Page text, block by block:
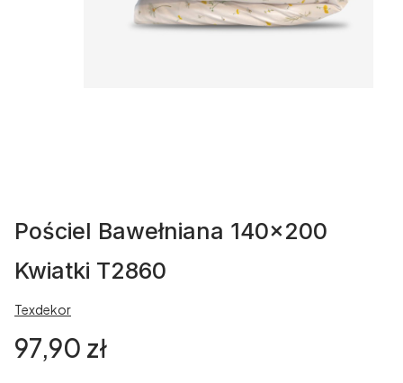
Pościel Bawełniana 140x200
Kwiatki T2860
Texdekor
Cena
97,90 zł